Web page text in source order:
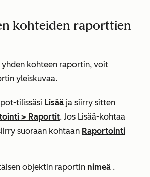
kohteiden raporttien
kohteen raportin, voit
yleiskuvaa.
tilissäsi Lisää ja siirry sitten
> Raportit. Jos Lisää-kohtaa
suoraan kohtaan Raportointi
objektin raportin nimeä .